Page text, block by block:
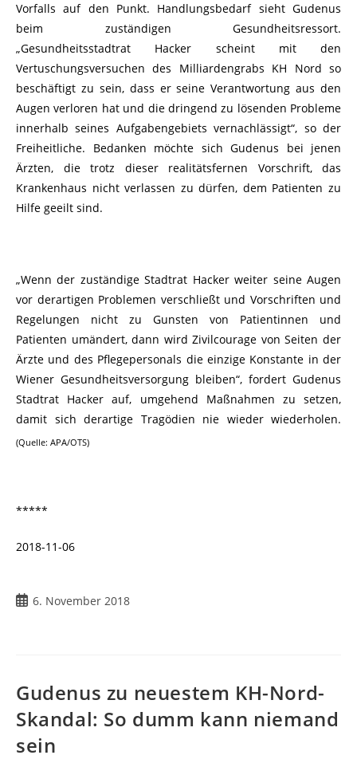
Vorfalls auf den Punkt. Handlungsbedarf sieht Gudenus
beim zuständigen Gesundheitsressort.
„Gesundheitsstadtrat Hacker scheint mit den
Vertuschungsversuchen des Milliardengrabs KH Nord so
beschäftigt zu sein, dass er seine Verantwortung aus den
Augen verloren hat und die dringend zu lösenden Probleme
innerhalb seines Aufgabengebiets vernachlässigt“, so der
Freiheitliche. Bedanken möchte sich Gudenus bei jenen
Ärzten, die trotz dieser realitätsfernen Vorschrift, das
Krankenhaus nicht verlassen zu dürfen, dem Patienten zu
Hilfe geeilt sind.
„Wenn der zuständige Stadtrat Hacker weiter seine Augen
vor derartigen Problemen verschließt und Vorschriften und
Regelungen nicht zu Gunsten von Patientinnen und
Patienten umändert, dann wird Zivilcourage von Seiten der
Ärzte und des Pflegepersonals die einzige Konstante in der
Wiener Gesundheitsversorgung bleiben“, fordert Gudenus
Stadtrat Hacker auf, umgehend Maßnahmen zu setzen,
damit sich derartige Tragödien nie wieder wiederholen.
(Quelle: APA/OTS)
*****
2018-11-06
6. November 2018
Gudenus zu neuestem KH-Nord-
Skandal: So dumm kann niemand
sein